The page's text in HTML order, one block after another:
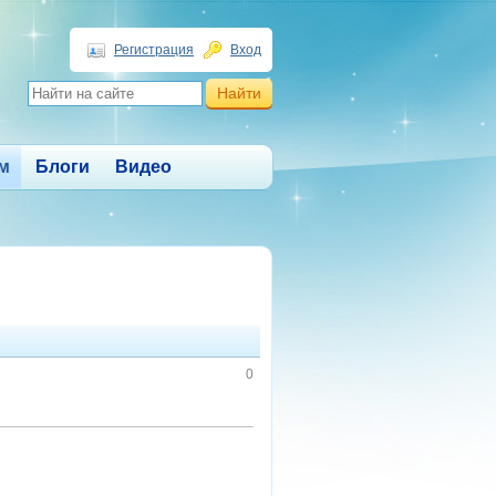
Регистрация Вход
Блоги Видео
0